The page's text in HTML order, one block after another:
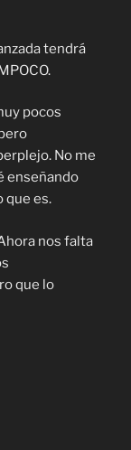
tendrá
pocos
No me
enseñando
que es.
nos falta
que lo